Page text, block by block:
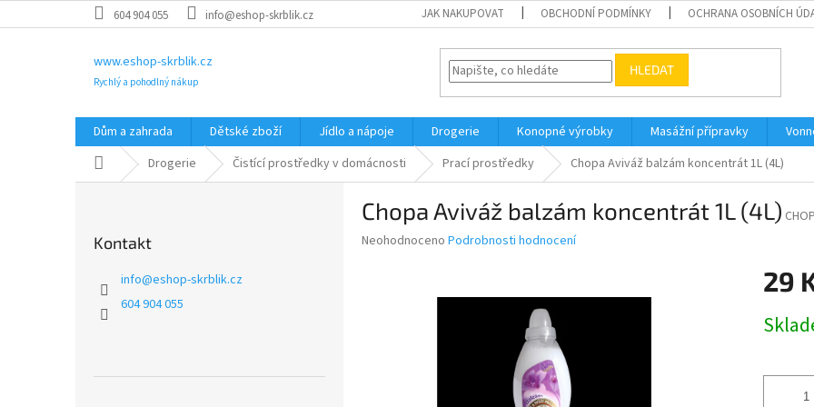
na
604 904 055 info@eshop-skrblik.cz JAK NAKUPOVAT OBCHODNÍ PODMÍNKY OCHRANA OSOBNÍCH
www.eshop-skrblik.cz
Rychlý a pohodlný nákup
HLEDAT
Dům a zahrada Dětské zboží Jídlo a nápoje Drogerie Konopné výrobky Masážní přípravky
Domů Drogerie Čistící prostředky v domácnosti Prací prostředky Chopa Aviváž balzám koncentrát 1L (4L)
Kontakt
info@eshop-skrblik.cz
604 904 055
Chopa Aviváž balzám koncentrát 1L (4L)
Průměrné
Neohodnoceno Podrobnosti hodnocení
29
cena: